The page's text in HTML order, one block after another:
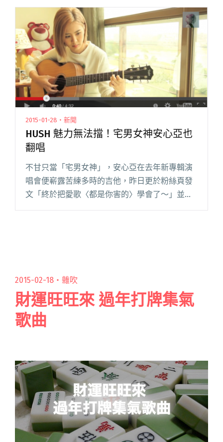
到底應該先寫詞？還是先譜曲呢？」要回答這個
問題非常簡單，你想從何開始都閱讀全文 "歌詞
創作面面觀：填詞人如何在流行音樂產業求生
存？"
2015-01-28・新聞
HUSH 魅力無法擋！宅男女神安心亞也
翻唱
不甘只當「宅男女神」，安心亞在去年新專輯演
唱會便嶄露苦練多時的吉他，昨日更於粉絲頁發
文「終於把愛歌〈都是你害的〉學會了～」並附
上自彈自唱的影片，激起廣大好評，原唱 HUSH
2015-02-18・ 雜吹
財運旺旺來 過年打牌集氣
歌曲